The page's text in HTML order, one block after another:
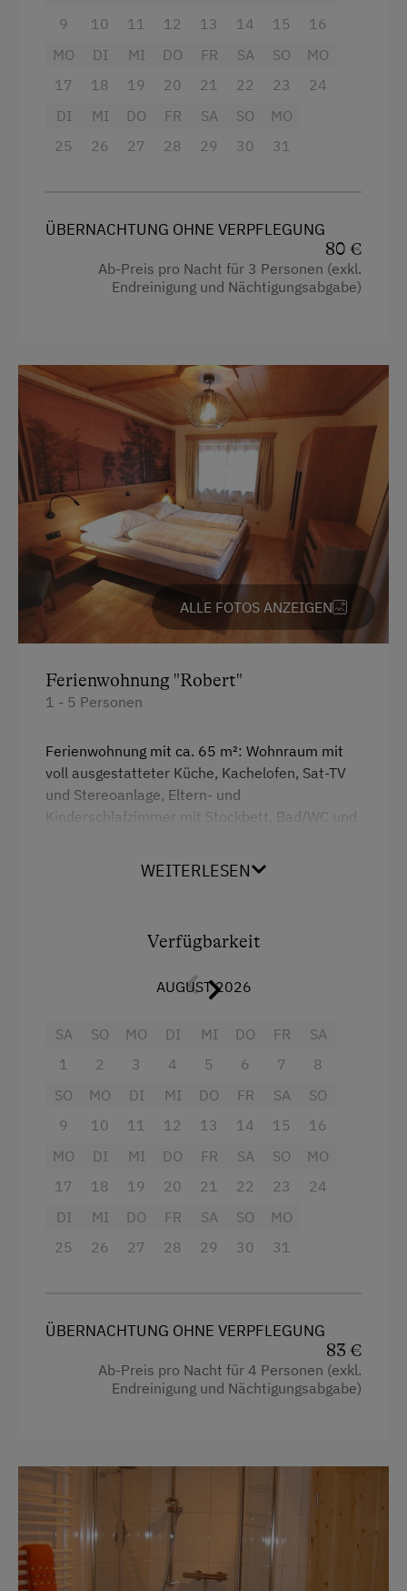
Skifahren
Sanfter Winter
Langlaufen
Geführte Skitouren
Kulinarik / Genuss
Kulinarik zum Miterleben / In der Hofküche
Urlaub für Familien
Familienfreundliche Unterkünfte
Nachhaltiger Urlaub
Besondere Unterkünfte
Historische Höfe
Handtücher
Mikrowelle
Toaster
Kühlschrank
9
10
11
12
13
14
15
16
MO
17
DI
18
MI
19
DO
20
FR
21
SA
22
SO
23
MO
24
DI
25
MI
26
DO
27
FR
28
SA
29
SO
30
MO
31
ÜBERNACHTUNG OHNE VERPFLEGUNG
80 €
Ab-Preis pro Nacht für 3 Personen (exkl.
Endreinigung und Nächtigungsabgabe)
ALLE FOTOS ANZEIGEN
Ferienwohnung "Robert"
1 - 5 Personen
Ferienwohnung mit ca. 65 m²: Wohnraum mit
voll ausgestatteter Küche, Kachelofen, Sat-TV
und Stereoanlage, Eltern- und
Kinderschlafzimmer mit Stockbett, Bad/WC und
Mit Ferienwohnung "Erika" gemeinsam als
4 Plattenherd
Aussicht auf eine Berglandschaft
Backofen
Badewanne
Balkon/Terrasse
Dusche
Eierkocher
Mikrowelle
Toaster
Wasserkocher
Küchenausstattung
Stockbett
WEITERLESEN
Verfügbarkeit
AUGUST 2026
SA
1
SO
2
MO
3
DI
4
MI
5
DO
6
FR
7
SA
8
SO
9
MO
10
DI
11
MI
12
DO
13
FR
14
SA
15
SO
16
MO
17
DI
18
MI
19
DO
20
FR
21
SA
22
SO
23
MO
24
DI
25
MI
26
DO
27
FR
28
SA
29
SO
30
MO
31
ÜBERNACHTUNG OHNE VERPFLEGUNG
83 €
Ab-Preis pro Nacht für 4 Personen (exkl.
Endreinigung und Nächtigungsabgabe)